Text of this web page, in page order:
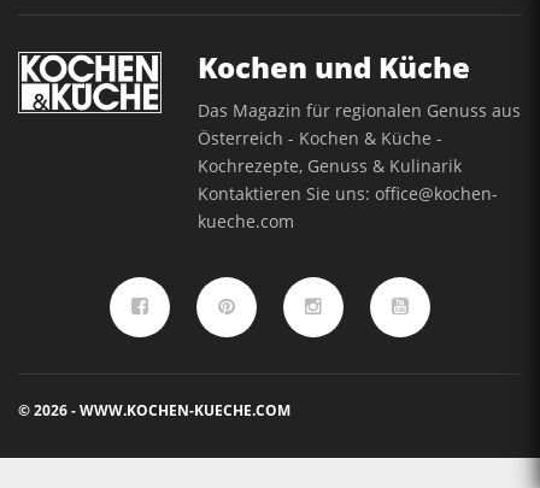
Kochen und Küche
Das Magazin für regionalen Genuss aus
Österreich - Kochen & Küche -
Kochrezepte, Genuss & Kulinarik
Kontaktieren Sie uns:office@kochen-
kueche.com
© 2026 - WWW.KOCHEN-KUECHE.COM